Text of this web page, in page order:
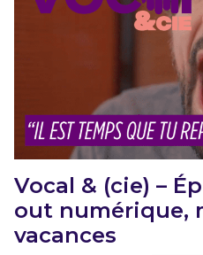
Vocal & (cie) –
out numérique,
vacances